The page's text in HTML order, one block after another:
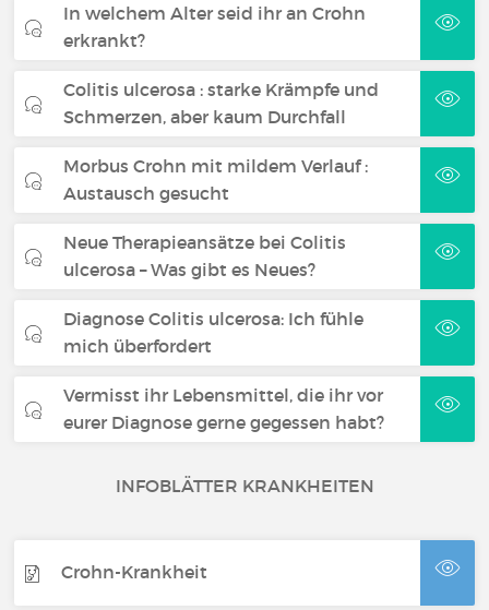
In welchem Alter seid ihr an Crohn
erkrankt?
Colitis ulcerosa : starke Krämpfe und
Schmerzen, aber kaum Durchfall
Morbus Crohn mit mildem Verlauf :
Austausch gesucht
Neue Therapieansätze bei Colitis
ulcerosa – Was gibt es Neues?
Diagnose Colitis ulcerosa: Ich fühle
mich überfordert
Vermisst ihr Lebensmittel, die ihr vor
eurer Diagnose gerne gegessen habt?
INFOBLÄTTER KRANKHEITEN
Crohn-Krankheit